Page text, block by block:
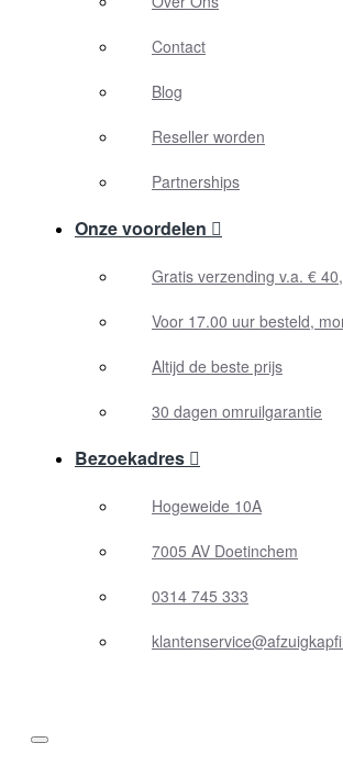
Contact
Blog
Reseller worden
Partnerships
Onze voordelen
Gratis verzending v.a. €
Voor 17.00 uur besteld,
Altijd de beste prijs
30 dagen omruilgarantie
Bezoekadres
Hogeweide 10A
7005 AV Doetinchem
0314 745 333